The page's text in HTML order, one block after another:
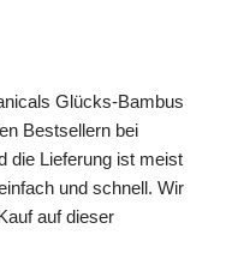
Glücks-Bambus
Bestsellern bei
die Lieferung ist meist
und schnell. Wir
auf dieser